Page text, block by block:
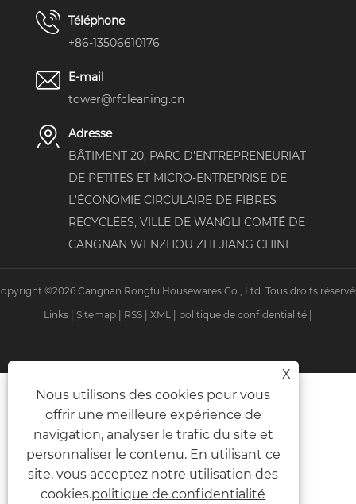
Téléphone
+86-13506610176
E-mail
tower@rfcleaning.cn
Adresse
BÂTIMENT 20, PARC D'ENTREPRENEURIAT
DE PETITES ET MICRO-ENTREPRISE DE
L'ÉCONOMIE CIRCULAIRE DE FIBRES
RECYCLÉES, VILLE DE WANGLI COMTÉ DE
CANGNAN WENZHOU ZHEJIANG CHINE
©2026 Cangnan Rongfu Housewares Co., Ltd. Tous droits
Links
Sitemap RSS XML politique de confidentialité
X
Nous utilisons des cookies pour vous
offrir une meilleure expérience de
navigation, analyser le trafic du site et
personnaliser le contenu. En utilisant ce
site, vous acceptez notre utilisation des
cookies.politique de confidentialité